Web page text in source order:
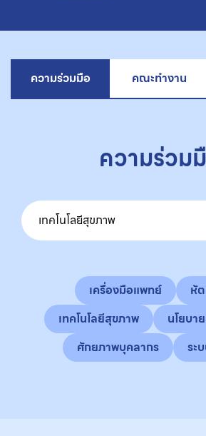
ความร่วมมือ คณะทำงาน
ความร่วม
เครื่องมือแพทย์
หั
เทคโนโลยีสุขภาพ
นโยบา
ศักยภาพบุคลากร
ระ